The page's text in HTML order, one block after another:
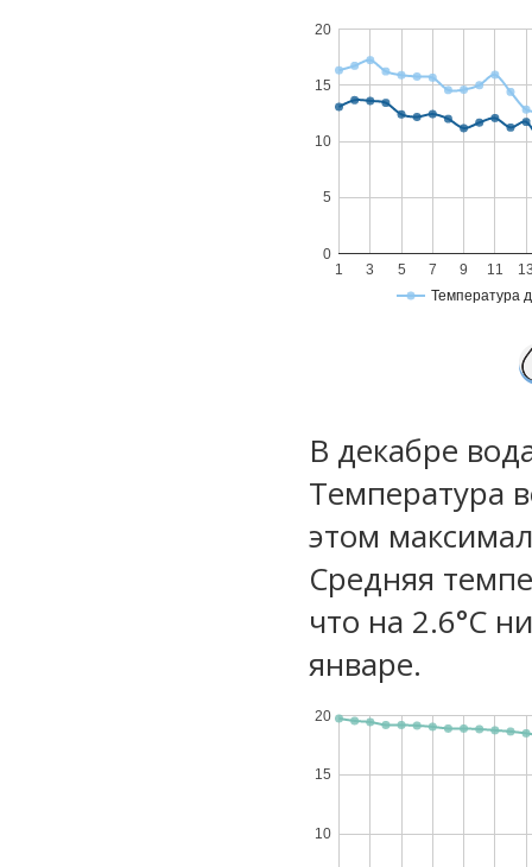
Температура
1 3 5 7 9 11
0
5
10
15
20
В декабре
Температура
этом
Средняя
что на 2.6°C
январе.
10
15
20